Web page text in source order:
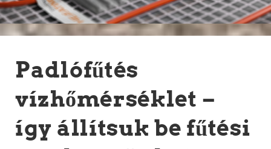
Padlófűtés
vízhőmérséklet –
így állítsuk be fűtési